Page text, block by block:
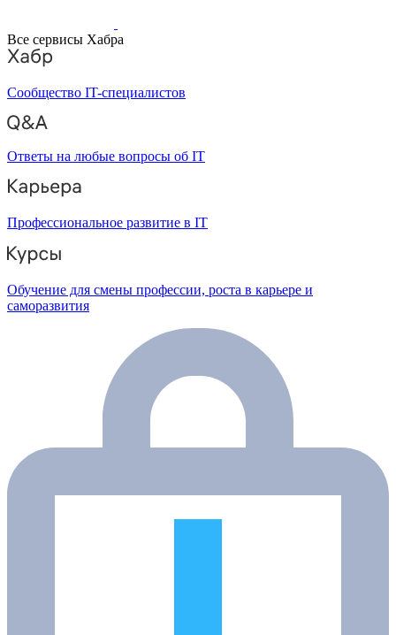
Все сервисы Хабра
Сообщество IT-специалистов
Ответы на любые вопросы об IT
Профессиональное развитие в IT
Обучение для смены профессии, роста в карьере и
саморазвития